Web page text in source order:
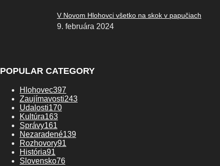
V Novom Hlohovci všetko na skok v papučiach
9. februára 2024
POPULAR CATEGORY
Hlohovec397
Zaujímavosti243
Udalosti170
Kultúra163
Správy161
Nezaradené139
Rozhovory91
História91
Slovensko76